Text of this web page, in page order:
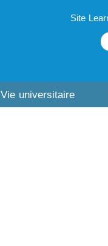
Site
Vie universitaire